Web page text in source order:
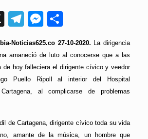
X Telegram
Messenger
Noticias625.co 27-10-2020. La dirigencia
amaneció de luto al conocerse que a las
de hoy falleciera el dirigente cívico y veedor
Puello Ripoll al interior del Hospital
al complicarse de problemas
de Cartagena, dirigente cívico toda su vida
amante de la música, un hombre que